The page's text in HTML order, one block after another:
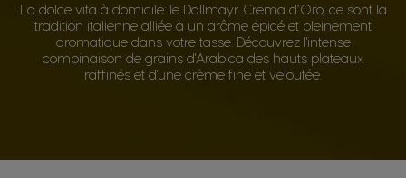
La dolce vita à domicile: le Dallmayr Crema d’Oro, ce sont la
tradition italienne alliée à un arôme épicé et pleinement
aromatique dans votre tasse. Découvrez l'intense
combinaison de grains d'Arabica des hauts plateaux
raffinés et d'une crème fine et veloutée.